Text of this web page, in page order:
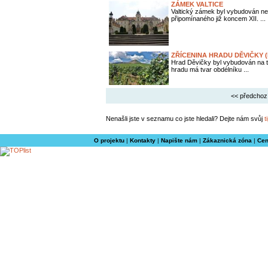
ZÁMEK VALTICE
Valtický zámek byl vybudován
připomínaného již koncem XII. ...
ZŘÍCENINA HRADU DĚVIČKY
Hrad Děvičky byl vybudován na
hradu má tvar obdélníku ...
<<
Nenašli jste v seznamu co jste hledali? Dejte nám svůj
O projektu| Kontakty| Napište nám| Zákaznická zóna |